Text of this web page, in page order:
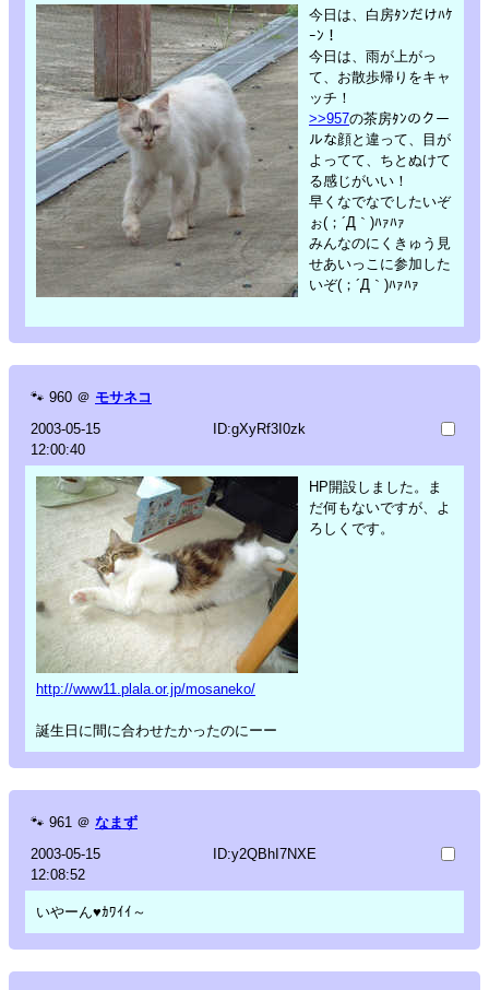
今日は、白房ﾀﾝだけﾊｹ
ｰﾝ！
今日は、雨が上がっ
て、お散歩帰りをキャ
ッチ！
>>957の茶房ﾀﾝのクー
ルな顔と違って、目が
よってて、ちとぬけて
る感じがいい！
早くなでなでしたいぞ
ぉ(；´Д｀)ﾊｧﾊｧ
みんなのにくきゅう見
せあいっこに参加した
いぞ(；´Д｀)ﾊｧﾊｧ
🐾 960 ＠ モサネコ
2003-05-15
12:00:40
ID:gXyRf3I0zk
HP開設しました。ま
だ何もないですが、よ
ろしくです。
http://www11.plala.or.jp/mosaneko/
誕生日に間に合わせたかったのにーー
🐾 961 ＠ なまず
2003-05-15
12:08:52
ID:y2QBhI7NXE
いやーん♥ｶﾜｲｲ～